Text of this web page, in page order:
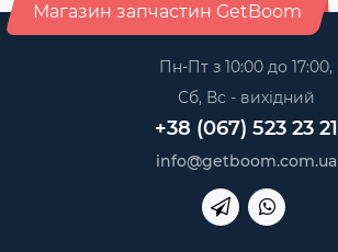
Магазин запчастин GetBoom
Пн-Пт з 10:00 до 17:00,
Сб, Вс - вихідний
+38 (067) 523 23 21
info@getboom.com.ua